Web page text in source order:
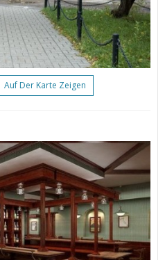
Auf Der Karte Zeigen